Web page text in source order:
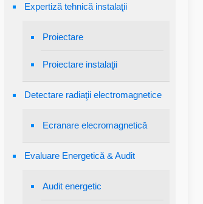
Expertiză tehnică instalaţii
Proiectare
Proiectare instalaţii
Detectare radiaţii electromagnetice
Ecranare elecromagnetică
Evaluare Energetică & Audit
Audit energetic